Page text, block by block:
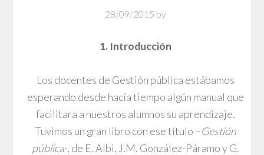
28/09/2015 by
1. Introducción
Los docentes de Gestión pública estábamos
esperando desde hacía tiempo algún manual que
facilitara a nuestros alumnos su aprendizaje.
Tuvimos un gran libro con ese título –Gestión
pública-, de E. Albi, J.M. González-Páramo y G.